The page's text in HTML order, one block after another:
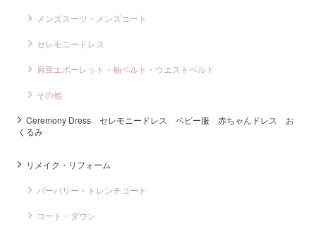
メンズスーツ・メンズコート
セレモニードレス
肩章エポーレット・袖ベルト・ウエストベルト
その他
Ceremony Dress セレモニードレス ベビー服 赤ちゃんドレス お
くるみ
リメイク・リフォーム
バーバリー・トレンチコート
コート・ダウン